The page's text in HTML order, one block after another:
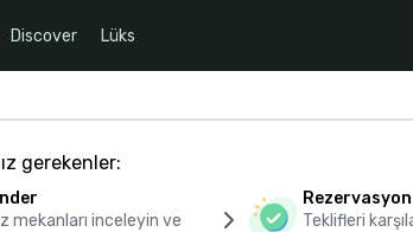
Discover Lüks
gerekenler:
mekanları inceleyin ve
Rezervasyon
Teklifleri